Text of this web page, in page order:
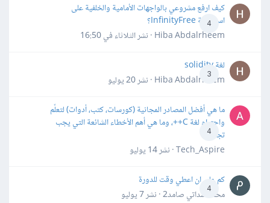
4
كيف ارفع مشروعي بالواجهات الأمامية والخلفية على
استضافة InfinityFree؟
Hiba Abdalrheem · نشر
الثلاثاء في 16:50
3
لغة solidity
Hiba Abdalrheem · نشر
20 يوليو
4
ما هي أفضل المصادر المجانية (كورسات، كتب، أدوات) لتعلّم
واحترام لغة C++، وما هي أهم الأخطاء الشائعة التي يجب
تجنبها؟
Tech_Aspire · نشر
14 يوليو
4
كم علي ان اعطي وقت للدورة
محمد سداتي صامد2 · نشر
7 يوليو